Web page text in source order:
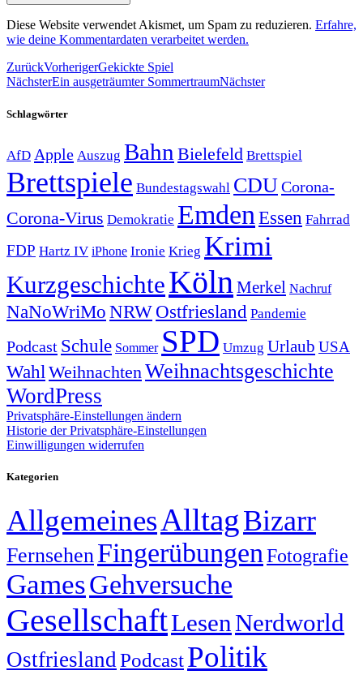
Diese Website verwendet Akismet, um Spam zu reduzieren. Erfahre,
wie deine Kommentardaten verarbeitet werden.
ZurückVorherigerGekickte Spiel
NächsterEin ausgeträumter SommertraumNächster
Schlagwörter
AfD Apple Auszug Bahn Bielefeld Brettspiel
Brettspiele Bundestagswahl CDUCorona-
Corona-Virus Demokratie Emden Essen Fahrrad
FDP Hartz IV iPhone Ironie Krieg Krimi
KurzgeschichteKöln Merkel Nachruf
NaNoWriMo NRWOstfriesland Pandemie
Podcast Schule Sommer SPD Umzug Urlaub USA
Wahl Weihnachten Weihnachtsgeschichte
WordPress
Privatsphäre-Einstellungen ändern
Historie der Privatsphäre-Einstellungen
Einwilligungen widerrufen
Kategorien
AllgemeinesAlltagBizarr
FernsehenFingerübungen Fotografie
GamesGehversuche
GesellschaftLesenNerdworld
OstfrieslandPodcastPolitik